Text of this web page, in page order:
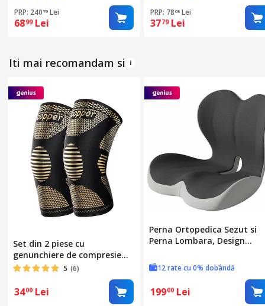
reglabila
PRP: 240 79 Lei
6899 Lei
PRP: 78 65 Lei
3779 Lei
Iti mai recomandam si
Set din 2 piese cu
genunchiere de compresie
din sarma de cupru, potrivite
atat pentru barbati, cat si
pentru femei, pentru fitness,
alergare, baschet, fotbal,
5 (6)
3400 Lei
Perna Ortopedica Sezut si
Perna Lombara, Design
Premium, Pentru scaun de
birou si de masina, Zona
Lombara, Sciatica, Dureri
sold, Hemoroizi, Gri
12 rate cu 0% dobândă
19900 Lei